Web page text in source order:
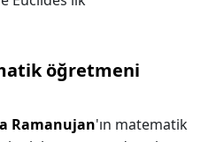
öğretmeni
Ramanujan'ın matematik